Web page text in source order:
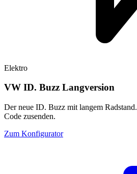
Elektro
VW ID. Buzz Langversion
Der neue ID. Buzz mit langem
Code zusenden.
Zum Konfigurator